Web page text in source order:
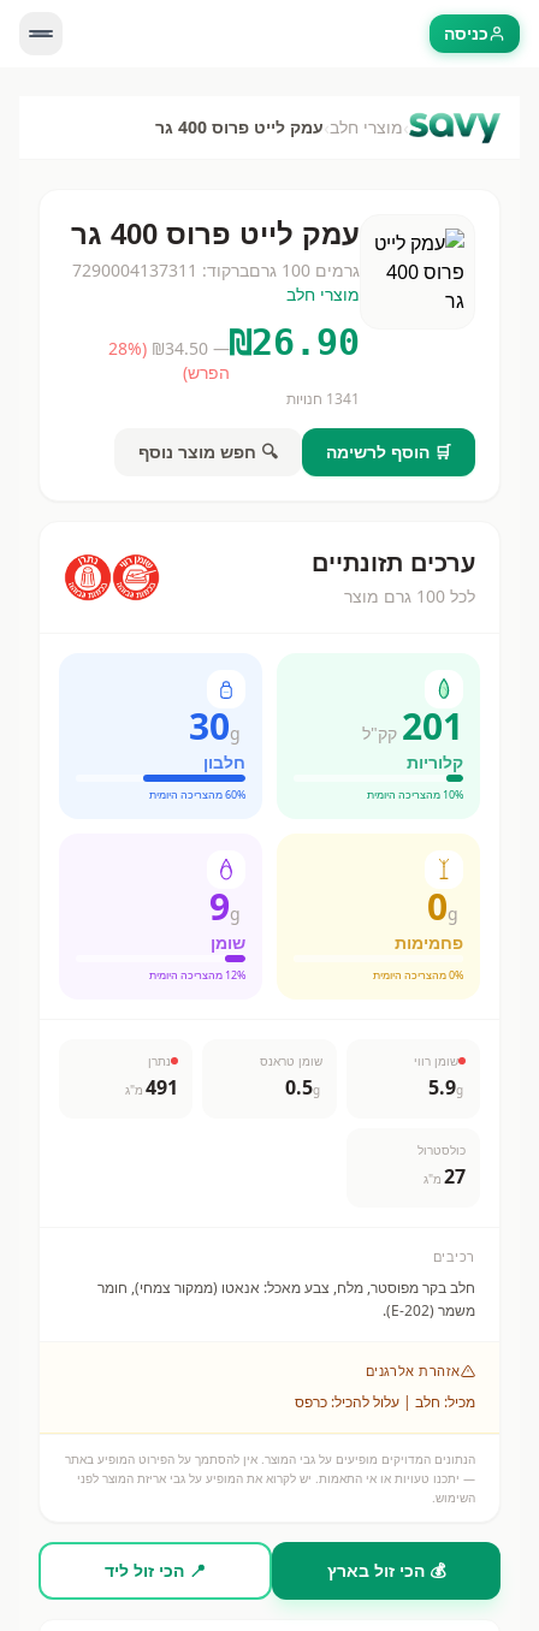
כניסה
›מוצרי חלב›עמק לייט פרוס 400 גר
עמק לייט פרוס 400 גר
גרמים 100 גרם ברקוד: 7290004137311
מוצרי חלב
₪26.90
— ₪
34.50
(
28%
הפרש)
1341 חנויות
🛒 הוסף לרשימה 🔍 חפש מוצר נוסף
ערכים תזונתיים
לכל 100 גרם מוצר
201 קק"ל
קלוריות
10% מהצריכה היומית
30g
חלבון
60% מהצריכה היומית
0g
פחמימות
0% מהצריכה היומית
9g
שומן
12% מהצריכה היומית
שומן רווי
5.9g
שומן טראנס
0.5g
נתרן
491 מ"ג
כולסטרול
27 מ"ג
רכיבים
חלב בקר מפוסטר, מלח, צבע מאכל: אנאטו (ממקור צמחי), חומר
משמר (E-202).
אזהרת אלרגנים
מכיל: חלב | עלול להכיל: כרפס
הנתונים המדויקים מופיעים על גבי המוצר. אין להסתמך על הפירוט המופיע באתר
— יתכנו טעויות או אי התאמות. יש לקרוא את המופיע על גבי אריזת המוצר לפני
השימוש.
💰 הכי זול בארץ 📍 הכי זול ליד